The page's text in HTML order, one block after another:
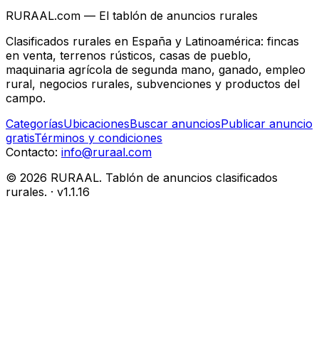
RURAAL.com — El tablón de anuncios rurales
Clasificados rurales en España y Latinoamérica: fincas
en venta, terrenos rústicos, casas de pueblo,
maquinaria agrícola de segunda mano, ganado, empleo
rural, negocios rurales, subvenciones y productos del
campo.
CategoríasUbicacionesBuscar anunciosPublicar anuncio
gratisTérminos y condiciones
Contacto: info@ruraal.com
© 2026 RURAAL. Tablón de anuncios clasificados
rurales. · v1.1.16